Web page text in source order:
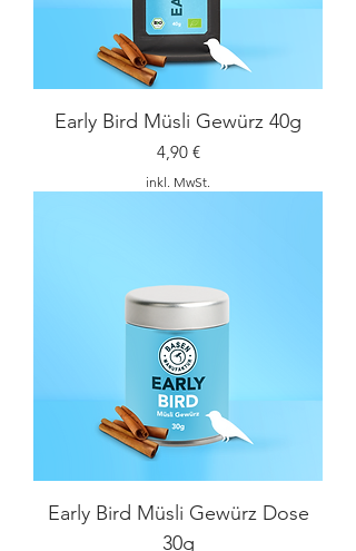
Early Bird Müsli Gewürz 40g
Preis
4,90 €
inkl. MwSt.
Early Bird Müsli Gewürz Dose
30g